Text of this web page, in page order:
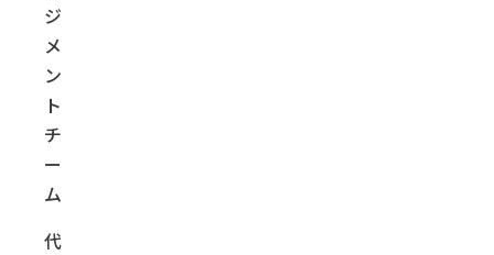
ジ
メ
ン
ト
チ
ー
ム
代